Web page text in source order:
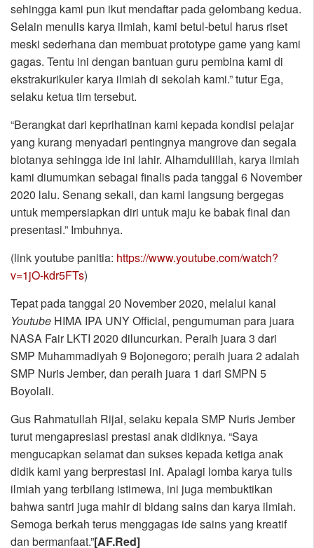
sehingga kami pun ikut mendaftar pada gelombang kedua.
Selain menulis karya ilmiah, kami betul-betul harus riset
meski sederhana dan membuat prototype game yang kami
gagas. Tentu ini dengan bantuan guru pembina kami di
ekstrakurikuler karya ilmiah di sekolah kami.” tutur Ega,
selaku ketua tim tersebut.
“Berangkat dari keprihatinan kami kepada kondisi pelajar
yang kurang menyadari pentingnya mangrove dan segala
biotanya sehingga ide ini lahir. Alhamdulillah, karya ilmiah
kami diumumkan sebagai finalis pada tanggal 6 November
2020 lalu. Senang sekali, dan kami langsung bergegas
untuk mempersiapkan diri untuk maju ke babak final dan
presentasi.” Imbuhnya.
(link youtube panitia: https://www.youtube.com/watch?
v=1jO-kdr5FTs)
Tepat pada tanggal 20 November 2020, melalui kanal
Youtube HIMA IPA UNY Official, pengumuman para juara
NASA Fair LKTI 2020 diluncurkan. Peraih juara 3 dari
SMP Muhammadiyah 9 Bojonegoro; peraih juara 2 adalah
SMP Nuris Jember, dan peraih juara 1 dari SMPN 5
Boyolali.
Gus Rahmatullah Rijal, selaku kepala SMP Nuris Jember
turut mengapresiasi prestasi anak didiknya. “Saya
mengucapkan selamat dan sukses kepada ketiga anak
didik kami yang berprestasi ini. Apalagi lomba karya tulis
ilmiah yang terbilang istimewa, ini juga membuktikan
bahwa santri juga mahir di bidang sains dan karya ilmiah.
Semoga berkah terus menggagas ide sains yang kreatif
dan bermanfaat.”[AF.Red]